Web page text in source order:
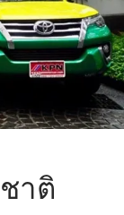
าติ